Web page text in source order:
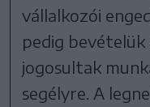
vállalkozói
pedig
jogosultak
segélyre. A